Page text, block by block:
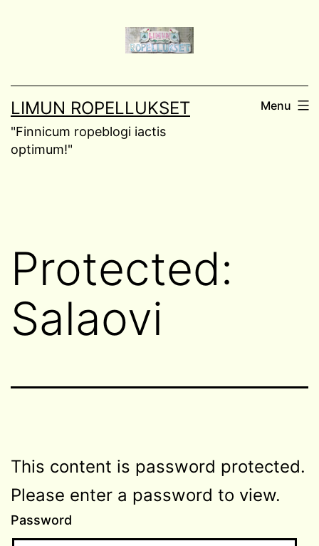
LIMUN ROPELLUKSET
"Finnicum ropeblogi iactis
optimum!"
Menu
Protected:
Salaovi
This content is password protected.
Please enter a password to view.
Password